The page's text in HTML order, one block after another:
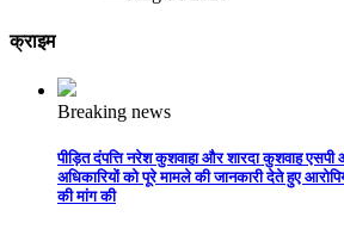
क्राइम
Breaking news
पीड़ित दंपत्ति नरेश कुशवाहा और शारदा कुशवाह
अधिकारियों को पूरे मामले की जानकारी देते हुए
की मांग की